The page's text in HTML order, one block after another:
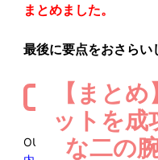
まとめました。
最後に要点をおさらい
【まと
ットを成
な二の
OUTLINEは、全国31店舗